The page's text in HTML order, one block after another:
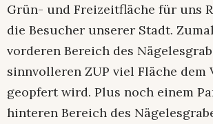
Grün- und Freizeitfläche für uns
die Besucher unserer Stadt.
vorderen Bereich des
sinnvolleren ZUP viel Fläche dem
geopfert wird. Plus noch einem
hinteren Bereich des